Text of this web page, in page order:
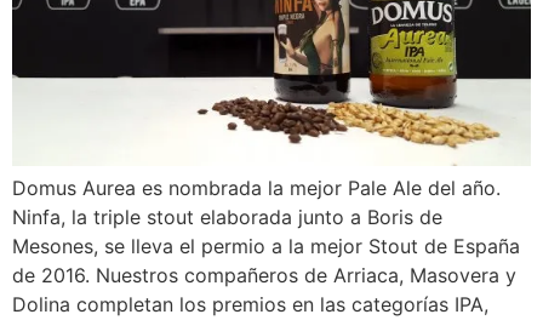
Domus Aurea es nombrada la mejor Pale Ale del año.
Ninfa, la triple stout elaborada junto a Boris de
Mesones, se lleva el permio a la mejor Stout de España
de 2016. Nuestros compañeros de Arriaca, Masovera y
Dolina completan los premios en las categorías IPA,